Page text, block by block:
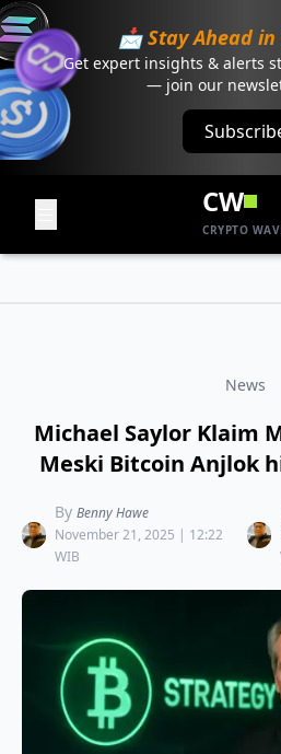
📩 Stay Ahead
Get expert insights & alerts
— join our
CW
CRYPTO
News
Michael Saylor Klaim
Meski Bitcoin Anjlok
By Benny Hawe
November 21, 2025 | 12:22
WIB